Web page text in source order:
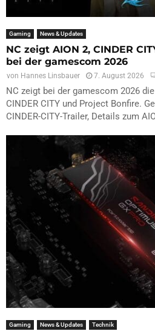
Gaming News & Updates
NC zeigt AION 2, CINDER
bei der gamescom 2026
von Hannes Linsbauer 7. August 2026
NC zeigt bei der gamescom 2026
CINDER CITY und Project Bonfire.
CINDER-CITY-Trailer, Details zum
Gaming News & Updates Technik